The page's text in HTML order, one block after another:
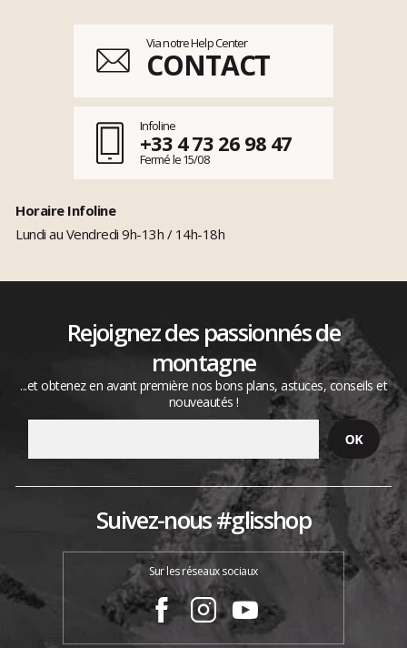
Via notre Help Center
CONTACT
Infoline
+33 4 73 26 98 47
Fermé le 15/08
Horaire Infoline
Lundi au Vendredi 9h-13h / 14h-18h
Rejoignez des passionnés de
montagne
...et obtenez en avant première nos bons plans, astuces, conseils et
nouveautés !
Suivez-nous #glisshop
Sur les réseaux sociaux